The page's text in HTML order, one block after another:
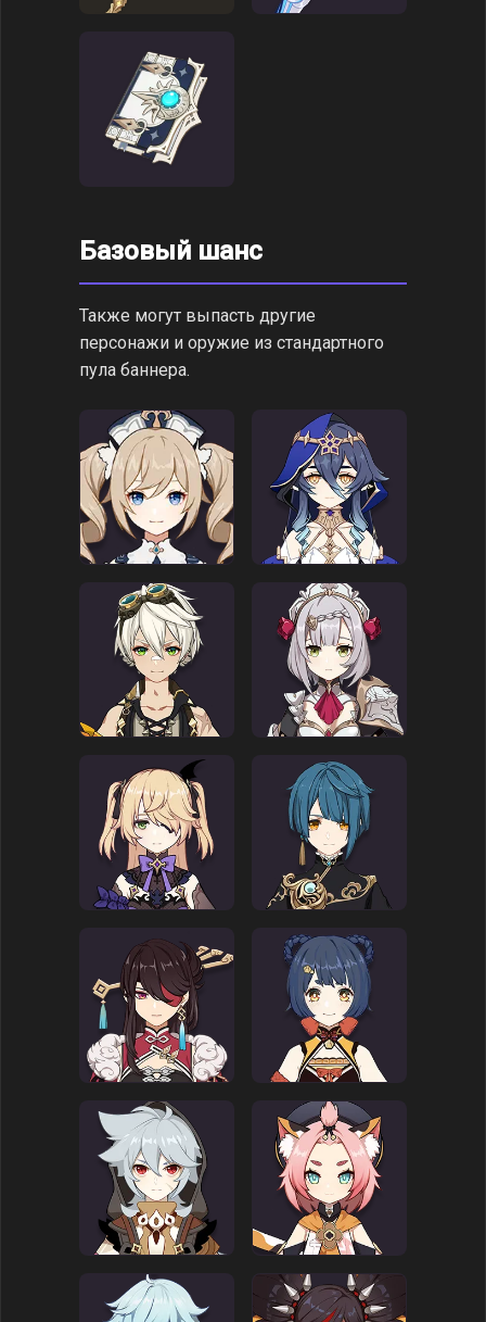
Базовый шанс
Также могут выпасть другие
персонажи и оружие из стандартного
пула баннера.